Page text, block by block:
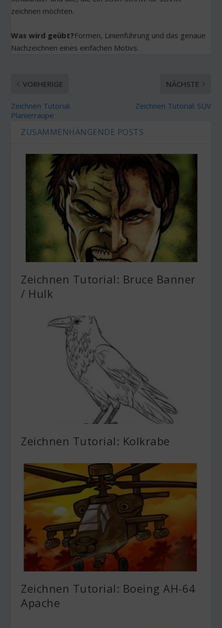
zeichnen möchten.
Was wird geübt?Formen, Linienführung und das genaue
Nachzeichnen eines einfachen Motivs.
VORHERIGE
Zeichnen Tutorial:
Planierraupe
NÄCHSTE
Zeichnen Tutorial: SUV
ZUSAMMENHÄNGENDE POSTS
Zeichnen Tutorial: Bruce Banner
/ Hulk
Zeichnen Tutorial: Kolkrabe
Zeichnen Tutorial: Boeing AH-64
Apache